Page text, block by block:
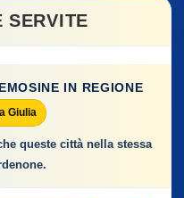
SERVITE
IN REGIONE
Giulia
queste città nella stessa